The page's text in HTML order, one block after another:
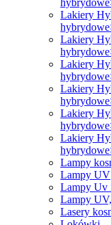
Lakiery
Lakiery
Lakiery
Lakiery
Lakiery
Lakiery
Lampy
Lampy UV
Lampy Uv
Lampy
Lasery